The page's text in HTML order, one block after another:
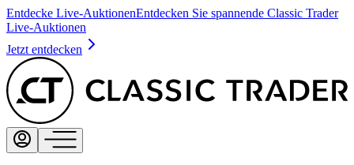
Entdecke Live-AuktionenEntdecken Sie spannende Classic Trader
Live-Auktionen
Jetzt entdecken